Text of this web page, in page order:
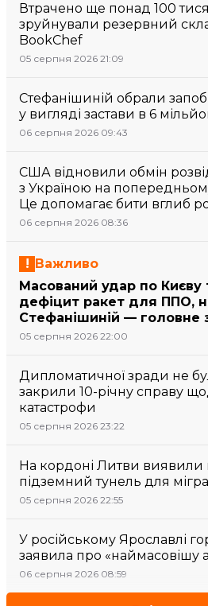
Втрачено ще понад 100
зруйнували резервний
BookChef
05 серпня 2026 21:09
Стефанішиній обрали
у вигляді застави в 6
06 серпня 2026 09:43
США відновили обмін
з Україною на
Це допомагає бити вглиб
06 серпня 2026 08:36
Важливо
Масований удар по Києву
дефіцит ракет для ППО,
Стефанішиній — головне
05 серпня 2026 22:00
Дипломатичної зради не
закрили 10-річну справу
катастрофи
05 серпня 2026 23:22
На кордоні Литви виявили
підземний тунель для
05 серпня 2026 22:55
У російському Ярославлі
заявила про «наймасовішу
06 серпня 2026 08:59